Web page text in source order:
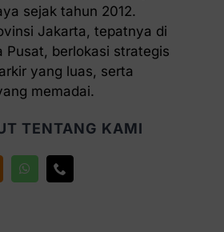
sejak tahun 2012.
Jakarta, tepatnya di
Pusat, berlokasi strategis
yang luas, serta
memadai.
TENTANG KAMI